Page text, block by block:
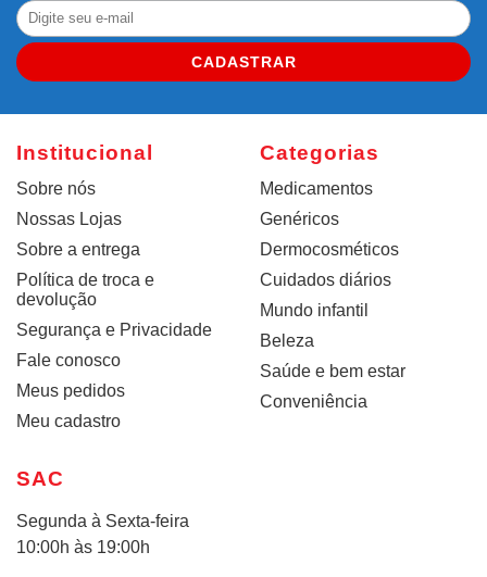
CADASTRAR
Institucional
Sobre nós
Nossas Lojas
Sobre a entrega
Política de troca e
devolução
Segurança e Privacidade
Fale conosco
Meus pedidos
Meu cadastro
Categorias
Medicamentos
Genéricos
Dermocosméticos
Cuidados diários
Mundo infantil
Beleza
Saúde e bem estar
Conveniência
SAC
Segunda à Sexta-feira
10:00h às 19:00h